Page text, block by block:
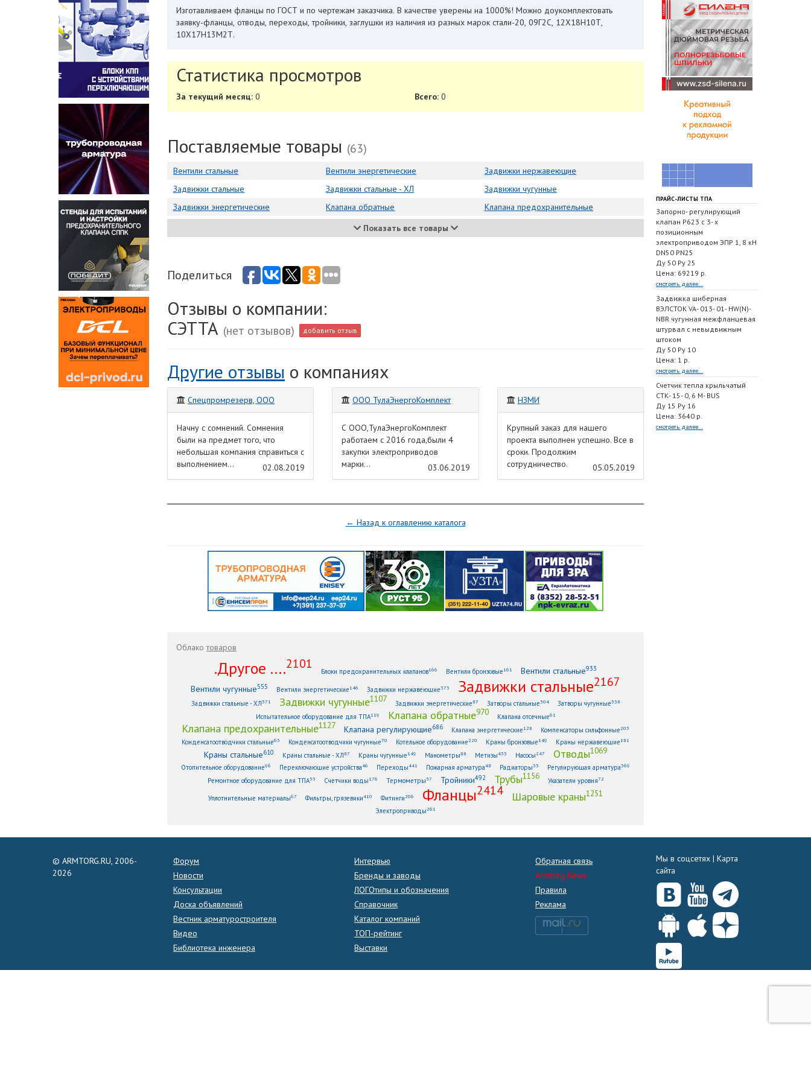
Изготавливаем фланцы по ГОСТ и по чертежам заказчика. В качестве уверены на 1000%! Можно доукомплектовать
заявку-фланцы, отводы, переходы, тройники, заглушки из наличия из разных марок стали-20, 09Г2С, 12Х18Н10Т,
10Х17Н13М2Т.
Статистика просмотров
За текущий месяц: 0 Всего: 0
Поставляемые товары (63)
Вентили стальные Вентили энергетические
Задвижки нержавеющие
Задвижки стальные
Задвижки стальные - ХЛ
Задвижки чугунные
Задвижки энергетические
Клапана обратные
Клапана предохранительные
Показать все товары
Поделиться
Отзывы о компании:
СЭТТА (нет отзывов) добавить отзыв
Другие отзывы о компаниях
Спецпромрезерв, ООО
Начну с сомнений. Сомнения
были на предмет того, что
небольшая компания справиться с
выполнением...
02.08.2019
ООО ТулаЭнергоКомплект
С ООО,ТулаЭнергоКомплект
работаем с 2016 года,были 4
закупки электроприводов
марки...
03.06.2019
НЗМИ
Крупный заказ для нашего
проекта выполнен успешно. Все в
сроки. Продолжим
сотрудничество.
05.05.2019
← Назад к оглавлению каталога
Облакотоваров
.Другое ....2101
Блоки предохранительных клапанов166 Вентили бронзовые161 Вентили стальные933
Вентили чугунные555 Вентили энергетические146 Задвижки нержавеющие373 Задвижки стальные2167
Задвижки стальные - ХЛ371 Задвижки чугунные1107 Задвижки энергетические87 Затворы стальные304 Затворы чугунные338
Испытательное оборудование для ТПА119 Клапана обратные970 Клапана отсечные61
Клапана предохранительные1127 Клапана регулирующие686 Клапана энергетические128 Компенсаторы сильфонные 203
Конденсатоотводчики стальные63 Конденсатоотводчики чугунные70 Котельное оборудование 220 Краны бронзовые149 Краны нержавеющие181
Краны стальные610 Краны стальные - ХЛ87 Краны чугунные149 Манометры88 Метизы433 Насосы 247 Отводы1069
Отопительное оборудование96 Переключающие устройства46 Переходы441 Пожарная арматура48 Радиаторы33 Регулирующая арматура369
Ремонтное оборудование для ТПА53 Счетчики воды176 Термометры 57 Тройники492 Трубы1156 Указатели уровня72
Уплотнительные материалы67 Фильтры, грязевики410 Фитинги 206 Фланцы2414 Шаровые краны1251
Электроприводы 261
ПРАЙС-ЛИСТЫ ТПА
Запорно- регулирующий
клапан Р623 с 3- х
позиционным
электроприводом ЭПР 1, 8 кН
DN50 PN25
Ду 50 Ру 25
Цена: 69219 р.
смотреть далее...
Задвижка шиберная
ВЭЛСТОК VA- 013- 01- HW(N)-
NBR чугунная межфланцевая
штурвал с невыдвижным
штоком
Ду 50 Ру 10
Цена: 1 р.
смотреть далее...
Счетчик тепла крыльчатый
СТК- 15- 0, 6 M- BUS
Ду 15 Ру 16
Цена: 3640 р.
смотреть далее...
© ARMTORG.RU, 2006-
2026
Форум
Новости
Консультации
Доска объявлений
Вестник арматуростроителя
Видео
Библиотека инженера
Интервью
Бренды и заводы
ЛОГОтипы и обозначения
Справочник
Каталог компаний
ТОП-рейтинг
Выставки
Обратная связь
Armtorg.News
Правила
Реклама
Мы в соцсетях | Карта
сайта